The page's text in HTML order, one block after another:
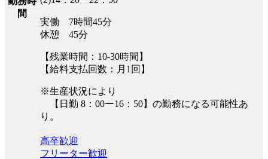
間
実働 7時間45分
休憩 45分
【残業時間：10-30時間】
【給料支払回数：月1回】
※生産状況により
【日勤 8：00ー16：50】の勤務になる可能性あ
り。
高卒歓迎
フリーター歓迎